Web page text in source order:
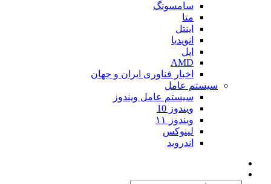
سامسونگ
متا
اینتل
انویدیا
اپل
AMD
اخبار فناوری ایران و جهان
سیستم عامل
سیستم عامل ویندوز
ویندوز 10
ویندوز ۱۱
لینوکس
اندروید